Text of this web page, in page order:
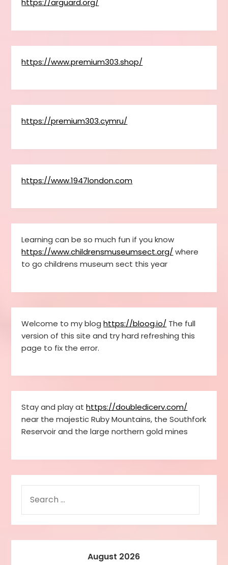
https://arguard.org/
https://www.premium303.shop/
https://premium303.cymru/
https://www.1947london.com
Learning can be so much fun if you know
https://www.childrensmuseumsect.org/ where
to go childrens museum sect this year
Welcome to my bloghttps://bloog.io/ The full
version of this site and try hard refreshing this
page to fix the error.
Stay and play athttps://doubledicerv.com/
near the majestic Ruby Mountains, the Southfork
Reservoir and the large northern gold mines
August 2026